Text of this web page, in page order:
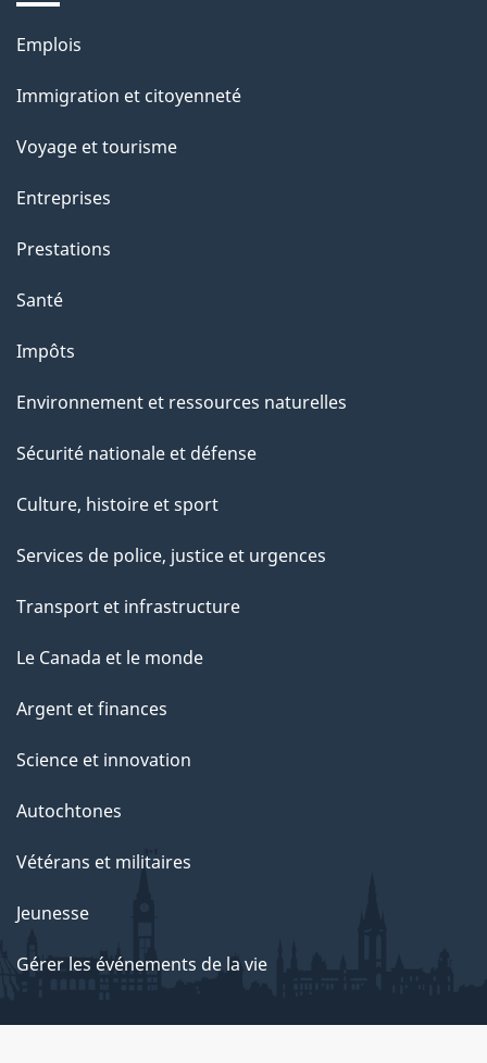
Thèmes
sujets
Emplois
Immigration et citoyenneté
Voyage et tourisme
Entreprises
Prestations
Santé
Impôts
Environnement et ressources naturelles
Sécurité nationale et défense
Culture, histoire et sport
Services de police, justice et urgences
Transport et infrastructure
Le Canada et le monde
Argent et finances
Science et innovation
Autochtones
Vétérans et militaires
Jeunesse
Gérer les événements de la vie